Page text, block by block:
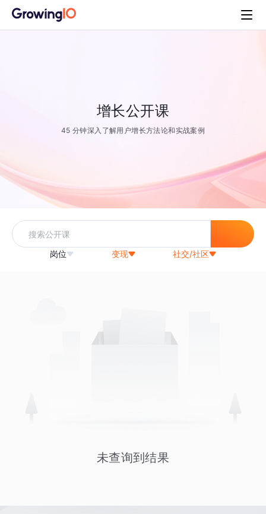
增长公开课
45 分钟深入了解用户增长方法论和实战案例
岗位 变现 社交/社区
未查询到结果